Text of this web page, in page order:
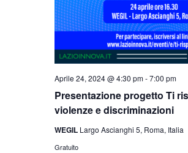
Presentazione progetto Ti
violenze e discriminazioni
Aprile 24, 2024 @ 4:30 pm-7:00 pm
WEGIL Largo Ascianghi 5, Roma, Italia
Gratuito